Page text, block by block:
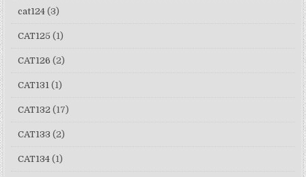
cat124 (3)
CAT125 (1)
CAT126 (2)
CAT131 (1)
CAT132 (17)
CAT133 (2)
CAT134 (1)